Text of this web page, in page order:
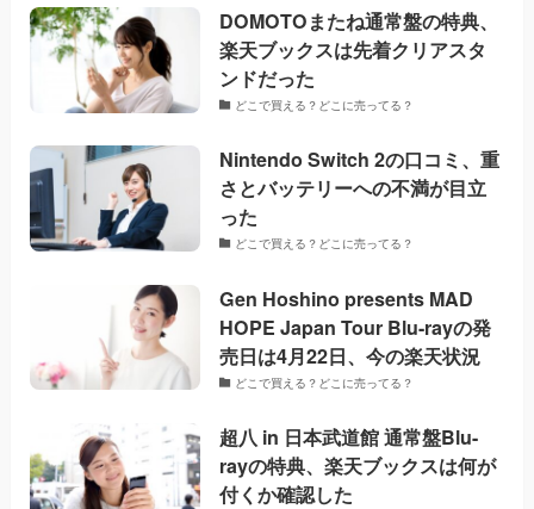
DOMOTOまたね通常盤の特典、
楽天ブックスは先着クリアスタ
ンドだった
どこで買える？どこに売ってる？
Nintendo Switch 2の口コミ、重
さとバッテリーへの不満が目立
った
どこで買える？どこに売ってる？
Gen Hoshino presents MAD
HOPE Japan Tour Blu-rayの発
売日は4月22日、今の楽天状況
どこで買える？どこに売ってる？
超八 in 日本武道館 通常盤Blu-
rayの特典、楽天ブックスは何が
付くか確認した